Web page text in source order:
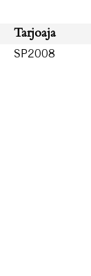
Tarjoaja
SP2008